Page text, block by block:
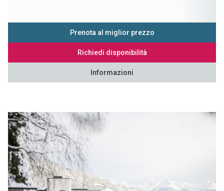
Prenota al miglior prezzo
Richiedi disponibilità
Informazioni